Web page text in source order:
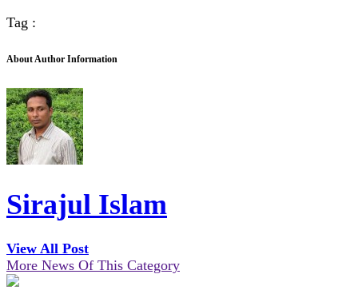
Tag :
About Author Information
Sirajul Islam
View All Post
More News Of This Category